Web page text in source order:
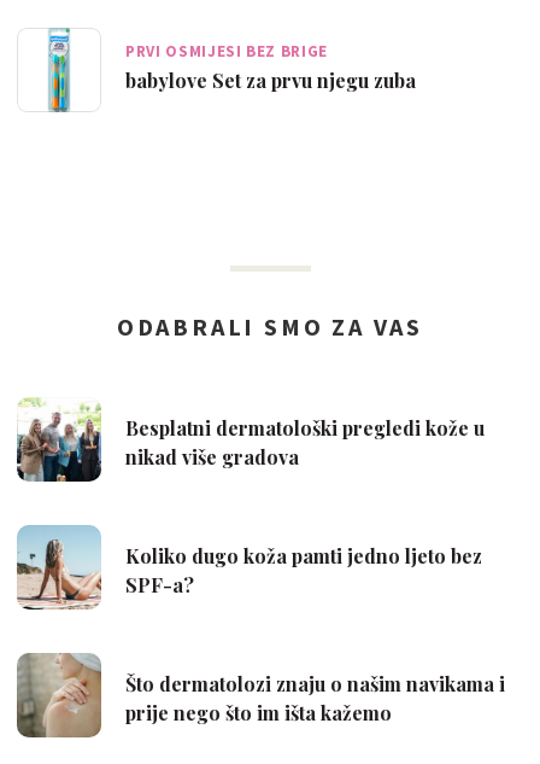
PRVI OSMIJESI BEZ BRIGE
babylove Set za prvu njegu zuba